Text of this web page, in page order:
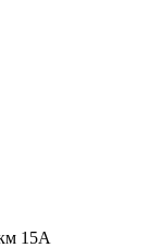
15А